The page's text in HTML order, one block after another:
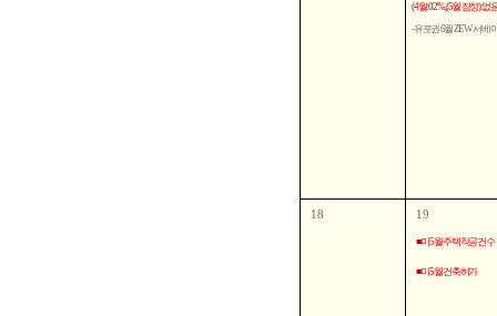
(4월:0.2%, (5월 잠정):없
- 유로권 6월 ZEW 서베
18 19
■ 미 5월 주택착공건수
■ 미 5월 건축허가